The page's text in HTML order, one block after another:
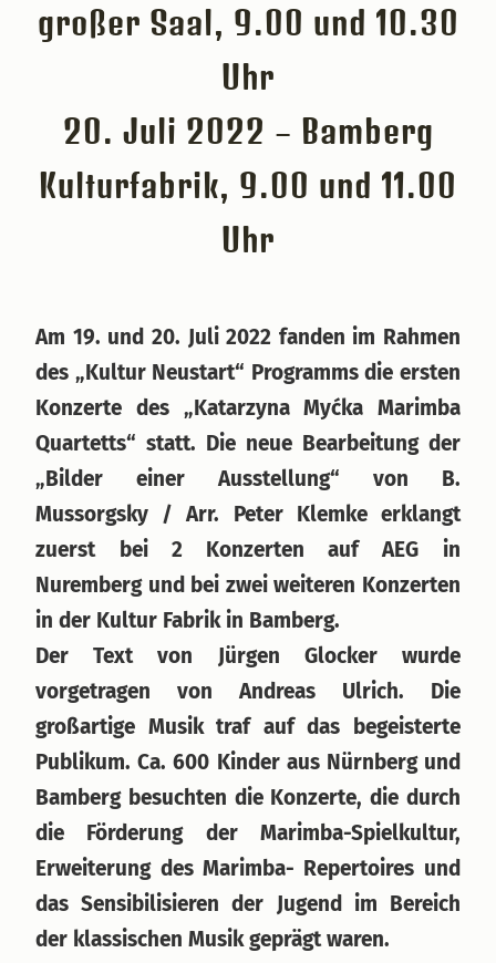
großer Saal, 9.00 und 10.30
Uhr
20. Juli 2022 – Bamberg
Kulturfabrik, 9.00 und 11.00
Uhr
Am 19. und 20. Juli 2022 fanden im Rahmen
des „Kultur Neustart“ Programms die ersten
Konzerte des „Katarzyna Myćka Marimba
Quartetts“ statt. Die neue Bearbeitung der
„Bilder einer Ausstellung“ von B.
Mussorgsky / Arr. Peter Klemke erklangt
zuerst bei 2 Konzerten auf AEG in
Nuremberg und bei zwei weiteren Konzerten
in der Kultur Fabrik in Bamberg.
Der Text von Jürgen Glocker wurde
vorgetragen von Andreas Ulrich. Die
großartige Musik traf auf das begeisterte
Publikum. Ca. 600 Kinder aus Nürnberg und
Bamberg besuchten die Konzerte, die durch
die Förderung der Marimba-Spielkultur,
Erweiterung des Marimba- Repertoires und
das Sensibilisieren der Jugend im Bereich
der klassischen Musik geprägt waren.